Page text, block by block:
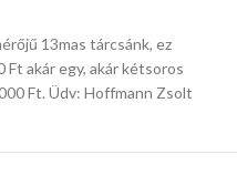
13mas tárcsánk, ez
akár egy, akár kétsoros
Ft. Üdv: Hoffmann Zsolt